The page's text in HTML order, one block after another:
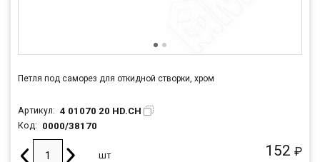
Петля под саморез для откидной створки, хром
Артикул: 4 01070 20 HD.CH
Код: 0000/38170
152 ₽
шт